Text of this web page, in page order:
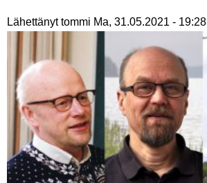
Lähettänyttommi Ma, 31.05.2021 - 19:28